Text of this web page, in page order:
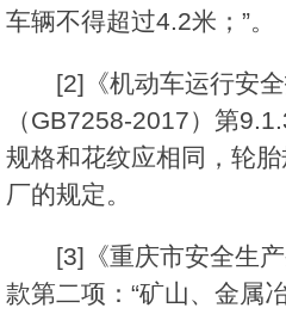
车辆不得超过4.2米；”。
[2]《机动车运行安全
（GB7258-2017）第
规格和花纹应相同，轮
厂的规定。
[3]《重庆市安全生
款第二项：“矿山、金属